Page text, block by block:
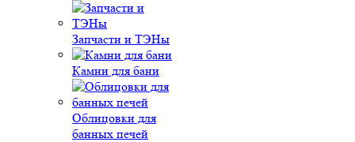
Запчасти и ТЭНы
Камни для бани
Облицовки для
банных печей